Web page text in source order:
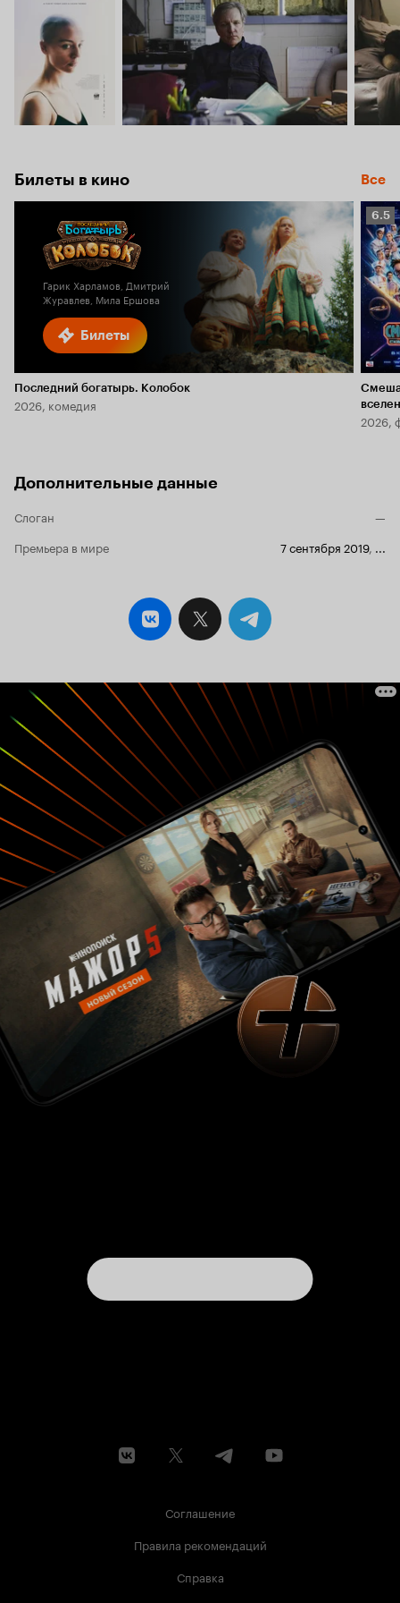
Билеты в кино Все
Билеты
Гарик Харламов, Дмитрий
Журавлев, Мила Ершова
Последний богатырь. Колобок
2026, комедия
6.5
6.5
2026,
Дополнительные данные
Слоган
—
Премьера в мире
7 сентября 2019,
Соглашение
Правила рекомендаций
Справка